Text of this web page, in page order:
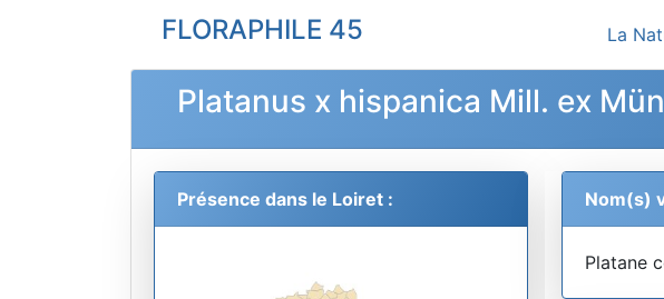
FLORAPHILE 45 La
Platanus x hispanica Mill. ex
Présence dans le Loiret : Nom(s)
Platane